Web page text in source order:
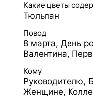
Какие цветы
Тюльпан
Повод
8 марта, День
Валентина,
Кому
Руководителю,
Женщине,